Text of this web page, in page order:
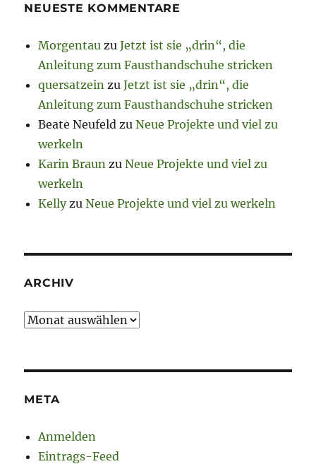
NEUESTE KOMMENTARE
Morgentau zuJetzt ist sie „drin“, die
Anleitung zum Fausthandschuhe stricken
quersatzein zuJetzt ist sie „drin“, die
Anleitung zum Fausthandschuhe stricken
Beate Neufeld zuNeue Projekte und viel zu
werkeln
Karin Braun zuNeue Projekte und viel zu
werkeln
KellyzuNeue Projekte und viel zu werkeln
ARCHIV
Archiv
META
Anmelden
Eintrags-Feed